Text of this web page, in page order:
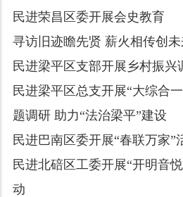
民进荣昌区委开展会史教育
寻访旧迹瞻先贤 薪火相传创
民进梁平区支部开展乡村振兴
民进梁平区总支开展“大综合
题调研 助力“法治梁平”建设
民进巴南区委开展“春联万家”
民进北碚区工委开展“开明音
动